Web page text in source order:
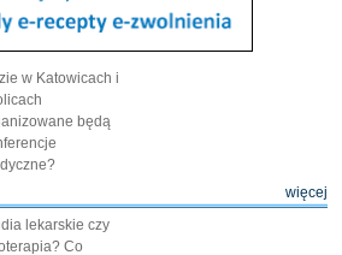
w Katowicach i
będą
więcej
lekarskie czy
Co